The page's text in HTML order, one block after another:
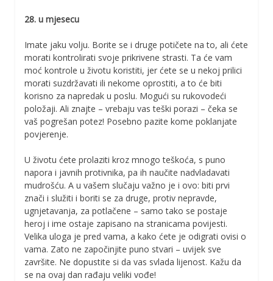
28. u mjesecu
Imate jaku volju. Borite se i druge potičete na to, ali ćete
morati kontrolirati svoje prikrivene strasti. Ta će vam
moć kontrole u životu koristiti, jer ćete se u nekoj prilici
morati suzdržavati ili nekome oprostiti, a to će biti
korisno za napredak u poslu. Mogući su rukovodeći
položaji. Ali znajte – vrebaju vas teški porazi – čeka se
vaš pogrešan potez! Posebno pazite kome poklanjate
povjerenje.
U životu ćete prolaziti kroz mnogo teškoća, s puno
napora i javnih protivnika, pa ih naučite nadvladavati
mudrošću. A u vašem slučaju važno je i ovo: biti prvi
znači i služiti i boriti se za druge, protiv nepravde,
ugnjetavanja, za potlačene – samo tako se postaje
heroj i ime ostaje zapisano na stranicama povijesti.
Velika uloga je pred vama, a kako ćete je odigrati ovisi o
vama. Zato ne započinjite puno stvari – uvijek sve
završite. Ne dopustite si da vas svlada lijenost. Kažu da
se na ovaj dan rađaju veliki vođe!